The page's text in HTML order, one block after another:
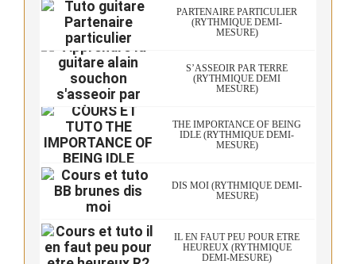
PARTENAIRE PARTICULIER
(RYTHMIQUE DEMI-
MESURE)
S’ASSEOIR PAR TERRE
(RYTHMIQUE DEMI
MESURE)
THE IMPORTANCE OF BEING
IDLE (RYTHMIQUE DEMI-
MESURE)
DIS MOI (RYTHMIQUE DEMI-
MESURE)
IL EN FAUT PEU POUR ÊTRE
HEUREUX (RYTHMIQUE
DEMI-MESURE)